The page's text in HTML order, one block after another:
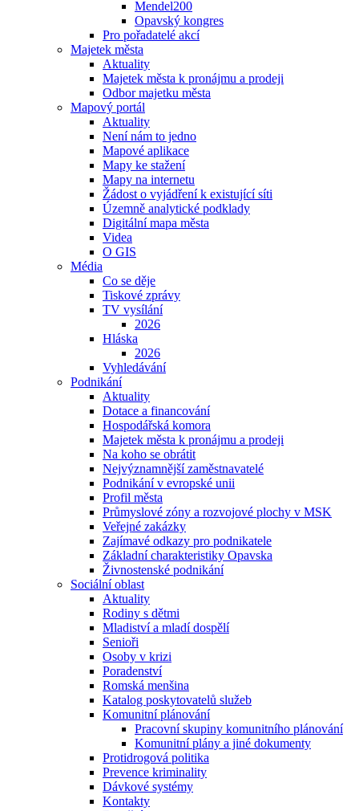
Mendel200
Opavský kongres
Pro pořadatelé akcí
Majetek města
Aktuality
Majetek města k pronájmu a prodeji
Odbor majetku města
Mapový portál
Aktuality
Není nám to jedno
Mapové aplikace
Mapy ke stažení
Mapy na internetu
Žádost o vyjádření k existující síti
Územně analytické podklady
Digitální mapa města
Videa
O GIS
Média
Co se děje
Tiskové zprávy
TV vysílání
2026
Hláska
2026
Vyhledávání
Podnikání
Aktuality
Dotace a financování
Hospodářská komora
Majetek města k pronájmu a prodeji
Na koho se obrátit
Nejvýznamnější zaměstnavatelé
Podnikání v evropské unii
Profil města
Průmyslové zóny a rozvojové plochy v MSK
Veřejné zakázky
Zajímavé odkazy pro podnikatele
Základní charakteristiky Opavska
Živnostenské podnikání
Sociální oblast
Aktuality
Rodiny s dětmi
Mladiství a mladí dospělí
Senioři
Osoby v krizi
Poradenství
Romská menšina
Katalog poskytovatelů služeb
Komunitní plánování
Pracovní skupiny komunitního plánování
Komunitní plány a jiné dokumenty
Protidrogová politika
Prevence kriminality
Dávkové systémy
Kontakty